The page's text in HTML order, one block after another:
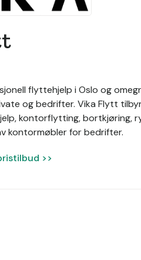
flyttehjelp i Oslo og
og bedrifter. Vika Flytt
kontorflytting, bortkjøring,
kontormøbler for bedrifter.
>>